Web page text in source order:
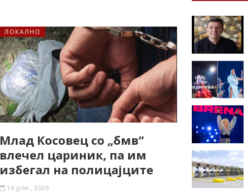
ЛОКАЛНО
Млад Косовец со „бмв“
влечел цариник, па им
избегал на полицајците
16 јули , 2026